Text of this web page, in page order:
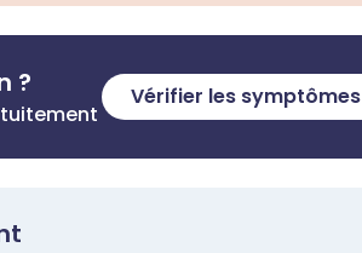
? Vérifier les symptômes